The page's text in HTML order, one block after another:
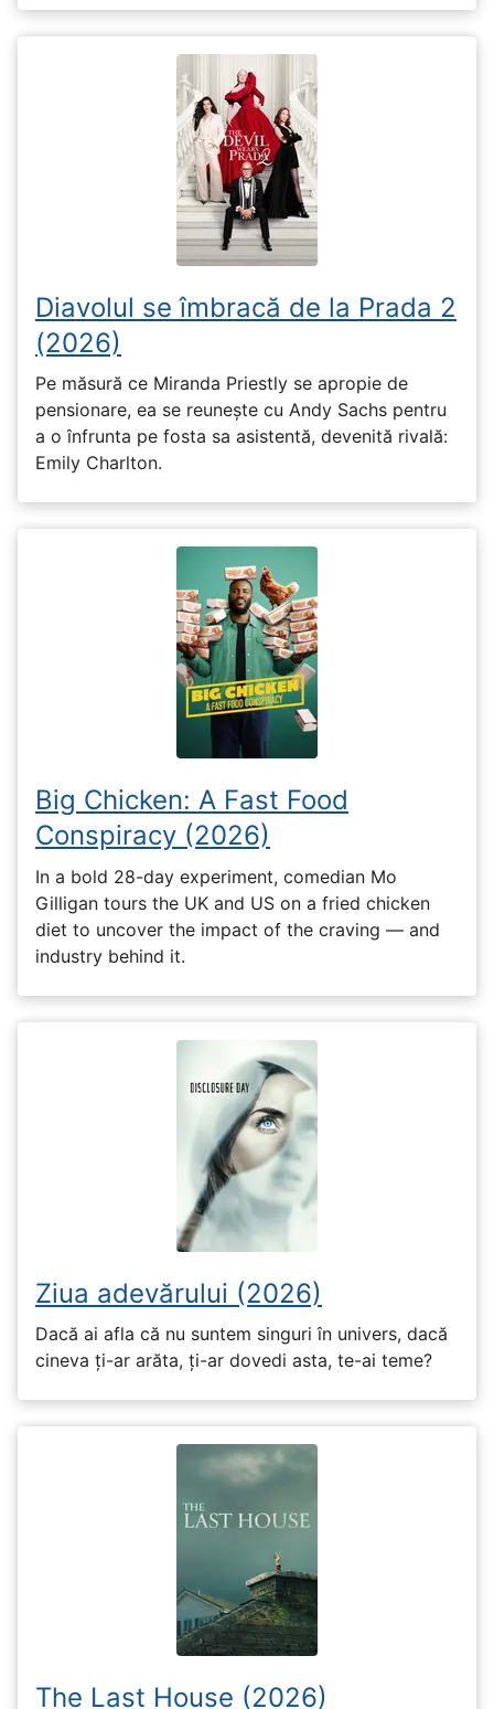
Diavolul se îmbracă de la Prada 2
(2026)
Pe măsură ce Miranda Priestly se apropie de
pensionare, ea se reunește cu Andy Sachs pentru
a o înfrunta pe fosta sa asistentă, devenită rivală:
Emily Charlton.
Big Chicken: A Fast Food
Conspiracy (2026)
In a bold 28-day experiment, comedian Mo
Gilligan tours the UK and US on a fried chicken
diet to uncover the impact of the craving — and
industry behind it.
Ziua adevărului (2026)
Dacă ai afla că nu suntem singuri în univers, dacă
cineva ți-ar arăta, ți-ar dovedi asta, te-ai teme?
The Last House (2026)